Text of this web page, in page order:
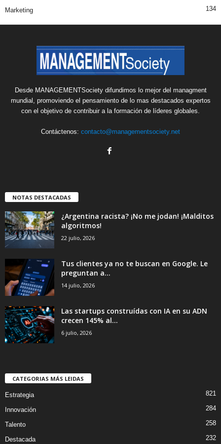
Marketing 134
Desde MANAGEMENTSociety difundimos lo mejor del managment
mundial, promoviendo el pensamiento de lo mas destacados expertos
con el objetivo de contribuir a la formación de líderes globales.
Contáctenos: contacto@managementsociety.net
NOTAS DESTACADAS
¿Argentina racista? ¡No me jodan! ¡Malditos
algoritmos!
22 julio, 2026
Tus clientes ya no te buscan en Google. Le
preguntan a...
14 julio, 2026
Las startups construídas con IA en su ADN
crecen 145% al...
6 julio, 2026
CATEGORIAS MÁS LEIDAS
Estrategia 821
Innovación 284
Talento 258
Destacada 232